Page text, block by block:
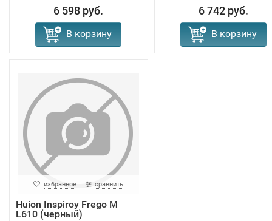
6 598 руб.
В корзину
6 742 руб.
В корзину
избранное сравнить
Huion Inspiroy Frego M
L610 (черный)